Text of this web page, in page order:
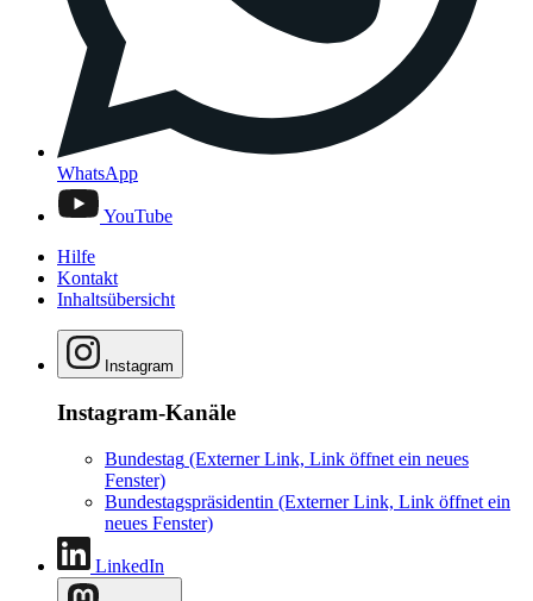
WhatsApp
YouTube
Hilfe
Kontakt
Inhaltsübersicht
Instagram
Instagram-Kanäle
Bundestag (Externer Link, Link öffnet ein neues
Fenster)
Bundestagspräsidentin (Externer Link, Link öffnet ein
neues Fenster)
LinkedIn